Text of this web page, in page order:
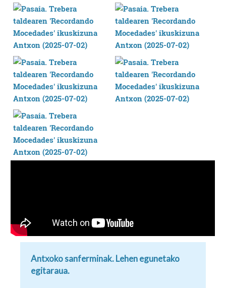
Antxoko sanferminak. Lehen egunetako
egitaraua.